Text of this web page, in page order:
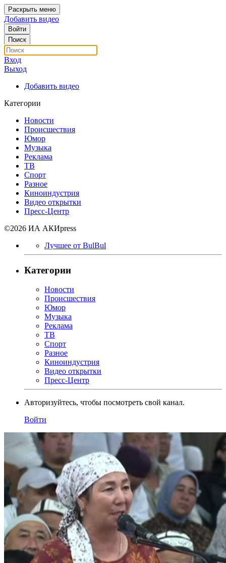
Раскрыть меню
Добавить видео
Войти
Поиск
Вход
Выход
Добавить видео
Категории
Новости
Происшествия
Юмор
Музыка
Реклама
ТВ
Спорт
Разное
Киноиндустрия
Видео открытки
Пресс-Центр
©2026 ИА АКИpress
Лучшее от BulBul
Категории
Новости
Происшествия
Юмор
Музыка
Реклама
ТВ
Спорт
Разное
Киноиндустрия
Видео открытки
Пресс-Центр
Авторизуйтесь, чтобы посмотреть свой канал.
Войти